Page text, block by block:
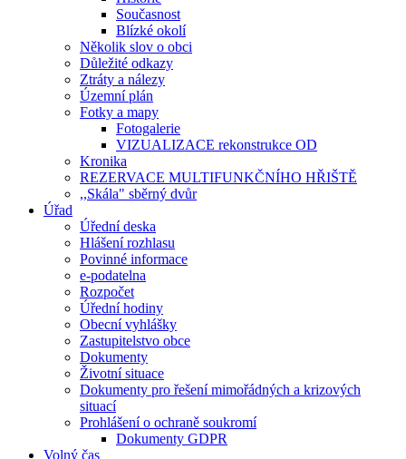
Současnost
Blízké okolí
Několik slov o obci
Důležité odkazy
Ztráty a nálezy
Územní plán
Fotky a mapy
Fotogalerie
VIZUALIZACE rekonstrukce OD
Kronika
REZERVACE MULTIFUNKČNÍHO HŘIŠTĚ
,,Skála" sběrný dvůr
Úřad
Úřední deska
Hlášení rozhlasu
Povinné informace
e-podatelna
Rozpočet
Úřední hodiny
Obecní vyhlášky
Zastupitelstvo obce
Dokumenty
Životní situace
Dokumenty pro řešení mimořádných a krizových
situací
Prohlášení o ochraně soukromí
Dokumenty GDPR
Volný čas